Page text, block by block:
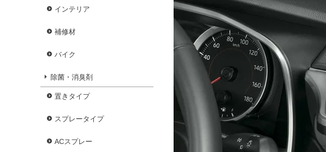
インテリア
補修材
バイク
除菌・消臭剤
置きタイプ
スプレータイプ
ACスプレー